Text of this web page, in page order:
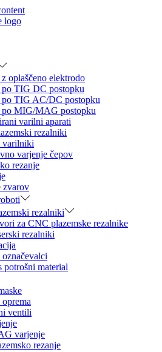
oplaščeno elektrodo
po TIG DC postopku
po TIG AC/DC postopku
po MIG/MAG postopku
varilni aparati
rezalniki
varilniki
varjenje čepov
rezanje
zvarov
rezalniki
za CNC plazemske rezalnike
rezalniki
potrošni material
oprema
ventili
varjenje
rezanje